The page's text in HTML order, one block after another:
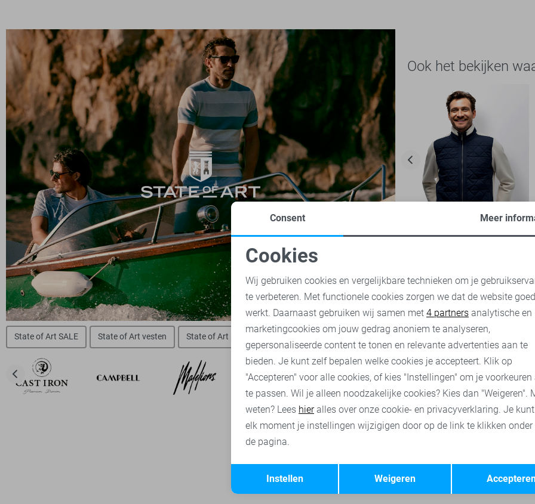
Ook het bekijken
State of Art Vest
74,95 149,95
State of Art SALE State of Art vesten State of Art polo`s State of Art broeken State of Art korte broeken State of Art
Noodzakelijke cookies
Analytische cookies Marketing cookies
Terug Opslaan
Consent Meer
Cookies
Wij gebruiken cookies en vergelijkbare technieken om je
te verbeteren. Met functionele cookies zorgen we dat de website goed
werkt. Daarnaast gebruiken wij samen met 4 partners analytische en
marketingcookies om jouw gedrag anoniem te analyseren,
gepersonaliseerde content te tonen en relevante advertenties aan te
bieden. Je kunt zelf bepalen welke cookies je accepteert. Klik op
"Accepteren" voor alle cookies, of kies "Instellingen" om je voorkeuren
te passen. Wil je alleen noodzakelijke cookies? Kies dan "Weigeren".
weten? Lees hieralles over onze cookie- en privacyverklaring. Je
elk moment je instellingen wijzigigen door op de link te klikken onder
de pagina.
Weigeren
Instellen